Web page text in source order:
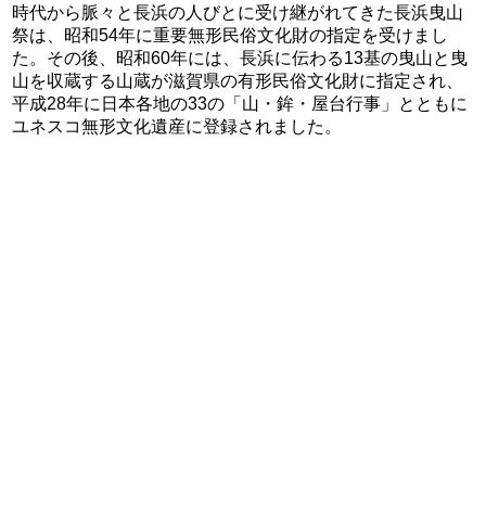
時代から脈々と長浜の人びとに受け継がれてきた長浜曳山
祭は、昭和54年に重要無形民俗文化財の指定を受けまし
た。その後、昭和60年には、長浜に伝わる13基の曳山と曳
山を収蔵する山蔵が滋賀県の有形民俗文化財に指定され、
平成28年に日本各地の33の「山・鉾・屋台行事」とともに
ユネスコ無形文化遺産に登録されました。